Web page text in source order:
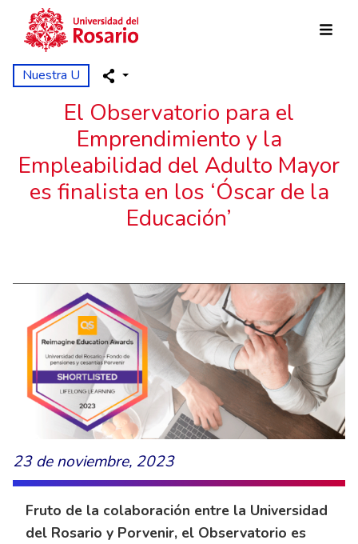
Pasar al contenido principal
Nuestra U
El Observatorio para el
Emprendimiento y la
Empleabilidad del Adulto Mayor
es finalista en los ‘Óscar de la
Educación’
23 de noviembre, 2023
Fruto de la colaboración entre la Universidad
del Rosario y Porvenir, el Observatorio es